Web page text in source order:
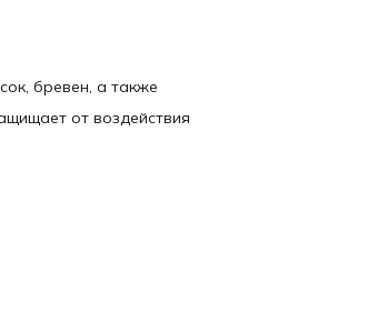
бревен, а также
от воздействия